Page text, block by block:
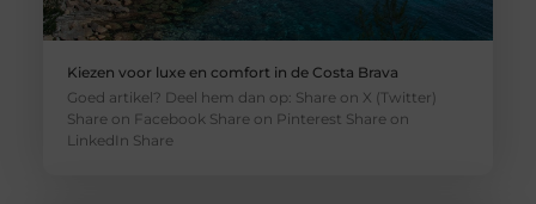
Kiezen voor luxe en comfort in de Costa Brava
Goed artikel? Deel hem dan op: Share on X (Twitter)
Share on Facebook Share on Pinterest Share on
LinkedIn Share